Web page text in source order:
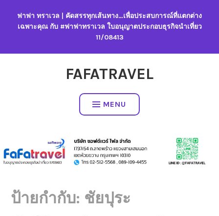
content
ฟาฟา ทราเวล | คัดสรรทุกเส้นทาง…เพื่อประสบการณ์ที่แตกต่าง
เฉพาะคุณ กับ #ฟาฟาทราเวล ใบอนุญาตประกอบธุรกิจนำเที่ยว
11/08413
FAFATRAVEL
MENU
ป้ายกำกับ: ชัยปุระ